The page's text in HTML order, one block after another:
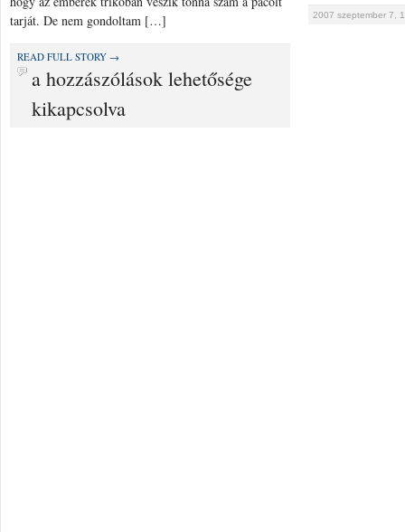
tarját. De nem gondoltam […]
READ FULL STORY →
Gyurcsány
Ferenc
a hozzászólások lehetősége
kikapcsolva
2007 szeptember 7,